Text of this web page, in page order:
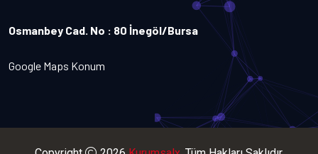
Osmanbey Cad. No : 80 İnegöl/Bursa
Google Maps Konum